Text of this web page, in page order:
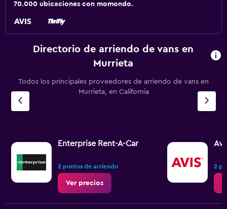
70.000 ubicaciones con momondo.
Directorio de arriendo de vans en
Murrieta
Todos los principales proveedores de arriendo de vans en
Murrieta, en California
Enterprise Rent-A-Car
2 puntos de arriendo
Ver precios
2